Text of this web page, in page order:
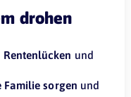
drohen
und
sorgen und